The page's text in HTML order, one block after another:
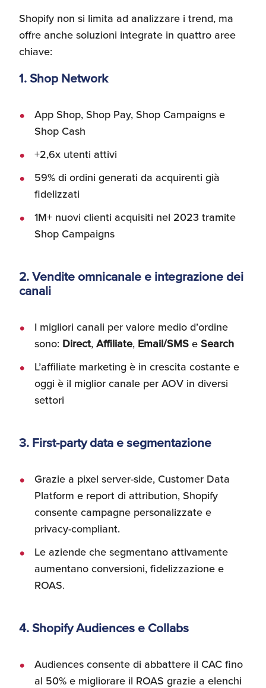
Shopify non si limita ad analizzare i trend, ma
offre anche soluzioni integrate in quattro aree
chiave:
1. Shop Network
App Shop, Shop Pay, Shop Campaigns e
Shop Cash
+2,6x utenti attivi
59% di ordini generati da acquirenti già
fidelizzati
1M+ nuovi clienti acquisiti nel 2023 tramite
Shop Campaigns
2. Vendite omnicanale e integrazione dei
canali
I migliori canali per valore medio d’ordine
sono: Direct, Affiliate, Email/SMS e Search
L’affiliate marketing è in crescita costante e
oggi è il miglior canale per AOV in diversi
settori
3. First-party data e segmentazione
Grazie a pixel server-side, Customer Data
Platform e report di attribution, Shopify
consente campagne personalizzate e
privacy-compliant.
Le aziende che segmentano attivamente
aumentano conversioni, fidelizzazione e
ROAS.
4. Shopify Audiences e Collabs
Audiences consente di abbattere il CAC fino
al 50% e migliorare il ROAS grazie a elenchi